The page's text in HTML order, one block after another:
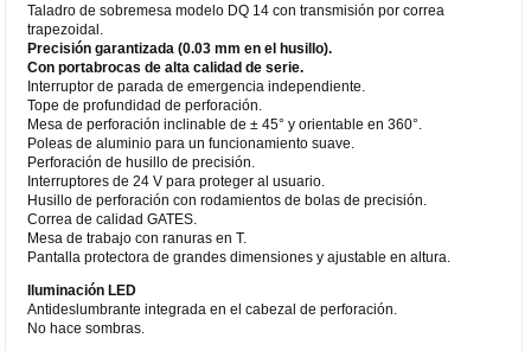
Taladro de sobremesa modelo DQ 14 con transmisión por correa
trapezoidal.
Precisión garantizada (0.03 mm en el husillo).
Con portabrocas de alta calidad de serie.
Interruptor de parada de emergencia independiente.
Tope de profundidad de perforación.
Mesa de perforación inclinable de ± 45° y orientable en 360°.
Poleas de aluminio para un funcionamiento suave.
Perforación de husillo de precisión.
Interruptores de 24 V para proteger al usuario.
Husillo de perforación con rodamientos de bolas de precisión.
Correa de calidad GATES.
Mesa de trabajo con ranuras en T.
Pantalla protectora de grandes dimensiones y ajustable en altura.
Iluminación LED
Antideslumbrante integrada en el cabezal de perforación.
No hace sombras.